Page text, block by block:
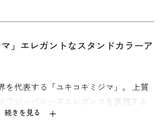
続きを見る
」エレガントなスタンドカラーア
を代表する「ユキコキミジマ」。 上質
でジャパニーズエレガンスを表現する